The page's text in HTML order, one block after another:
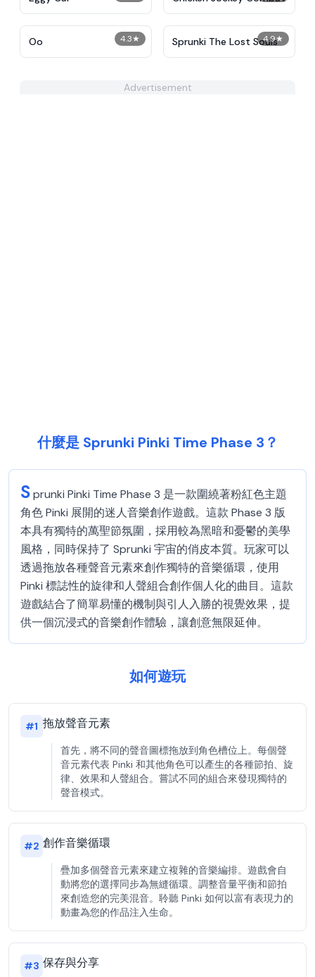
4.3★
Oo 4.9★
Sprunki The Lost Souls
Advertisement
什麼是 Sprunki Pinki Time Phase 3？
Sprunki Pinki Time Phase 3 是一款圍繞著粉紅色主題
角色 Pinki 展開的迷人音樂創作遊戲。這款 Phase 3 版
本具有獨特的萬聖節氛圍，採用較為黑暗和憂鬱的美學
風格，同時保持了 Sprunki 宇宙的俏皮本質。玩家可以
透過拖放各種聲音元素來創作獨特的音樂循環，使用
Pinki 標誌性的旋律和人聲組合創作個人化的曲目。這款
遊戲結合了簡單易懂的機制與引人入勝的視覺效果，提
供一個沉浸式的音樂創作體驗，讓創意無限延伸。
如何遊玩
#1 拖放聲音元素
首先，將不同的聲音圖標拖放到角色槽位上。每個聲
音元素代表 Pinki 和其他角色可以產生的各種節拍、旋
律、效果和人聲組合。嘗試不同的組合來發現獨特的
聲音模式。
#2 創作音樂循環
疊加多個聲音元素來建立複雜的音樂編排。遊戲會自
動將您的選擇同步為無縫循環。調整音量平衡和節拍
來創造您的完美混音。聆聽 Pinki 如何以富有表現力的
動畫為您的作品注入生命。
#3 保存與分享